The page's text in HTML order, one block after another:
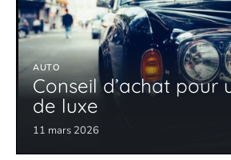
AUTO
Conseil d’achat pour
de luxe
11 mars 2026